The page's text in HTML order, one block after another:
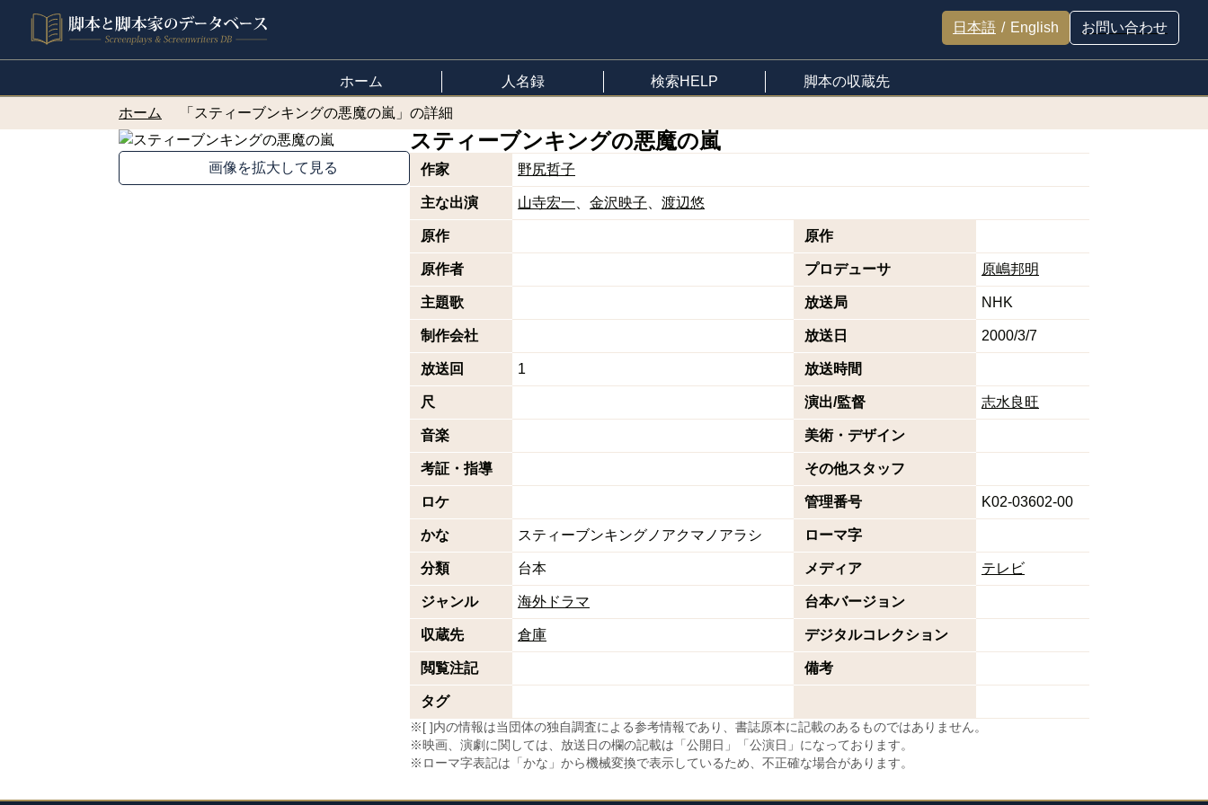
日本語 / English お問い合わせ
ホーム 人名録 検索HELP 脚本の収蔵先
ホーム 「スティーブンキングの悪魔の嵐」の詳細
画像を拡大して見る
スティーブンキングの悪魔の嵐
作家 野尻哲子
主な出演 山寺宏一 金沢映子 渡辺悠
原作 原作
原作者 プロデューサ 原嶋邦明
主題歌 放送局 NHK
制作会社 放送日 2000/3/7
放送回 1 放送時間
尺 演出/監督 志水良旺
音楽 美術・デザイン
考証・指導 その他スタッフ
ロケ 管理番号 K02-03602-00
かな スティーブンキングノアクマノアラシ ローマ字
分類 台本 メディア テレビ
ジャンル 海外ドラマ 台本バージョン
収蔵先 倉庫 デジタルコレクション
閲覧注記 備考
タグ
※[ ]内の情報は当団体の独自調査による参考情報であり、書誌原本に記載のあるものではありません。
※映画、演劇に関しては、放送日の欄の記載は「公開日」「公演日」になっております。
※ローマ字表記は「かな」から機械変換で表示しているため、不正確な場合があります。